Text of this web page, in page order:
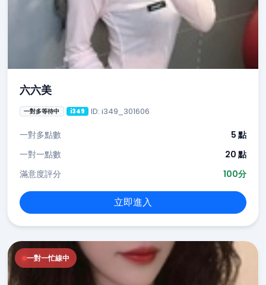
六六美
一對多等待中 i349 ID: i349_301606
一對多點數
5 點
一對一點數
20 點
滿意度評分
100分
立即進入
一對一忙線中